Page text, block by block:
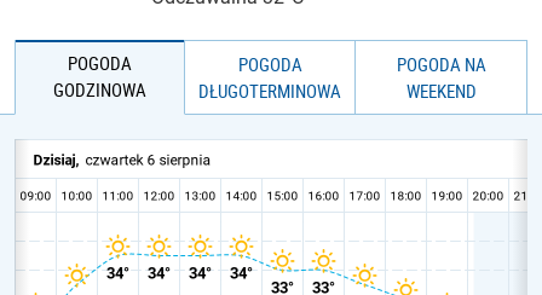
POGODA
GODZINOWA
POGODA
DŁUGOTERMINOWA
POGODA NA
WEEKEND